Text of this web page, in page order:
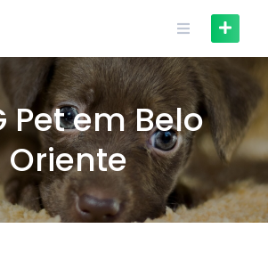
Pet em Belo
Oriente